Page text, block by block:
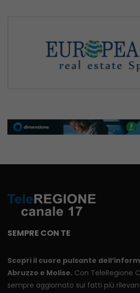
SEMPRE CON TE
Scopri il cuore pulsante
Abruzzo e Molise. Con TeleRegione
sempre aggiornato sui fatti più